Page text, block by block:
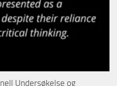
Undersøkelse og